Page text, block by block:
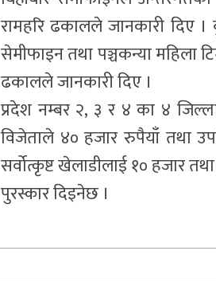
रामहरि ढकालले जानकारी दिए
सेमीफाइन तथा पञ्चकन्या महिला
ढकालले जानकारी दिए ।
प्रदेश नम्बर २, ३ र ४ का ४
विजेताले ४० हजार रुपैयाँ तथा
सर्वोत्कृष्ट खेलाडीलाई १० हजार
पुरस्कार दिइनेछ ।